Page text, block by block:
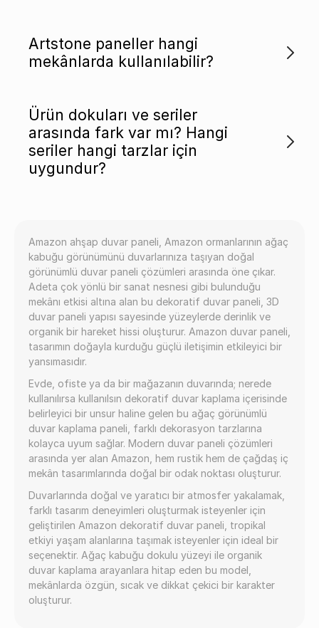
Artstone paneller hangi
mekânlarda kullanılabilir?
Ürün dokuları ve seriler
arasında fark var mı? Hangi
seriler hangi tarzlar için
uygundur?
Amazon ahşap duvar paneli, Amazon ormanlarının ağaç
kabuğu görünümünü duvarlarınıza taşıyan doğal
görünümlü duvar paneli çözümleri arasında öne çıkar.
Adeta çok yönlü bir sanat nesnesi gibi bulunduğu
mekânı etkisi altına alan bu dekoratif duvar paneli, 3D
duvar paneli yapısı sayesinde yüzeylerde derinlik ve
organik bir hareket hissi oluşturur. Amazon duvar paneli,
tasarımın doğayla kurduğu güçlü iletişimin etkileyici bir
yansımasıdır.
Evde, ofiste ya da bir mağazanın duvarında; nerede
kullanılırsa kullanılsın dekoratif duvar kaplama içerisinde
belirleyici bir unsur haline gelen bu ağaç görünümlü
duvar kaplama paneli, farklı dekorasyon tarzlarına
kolayca uyum sağlar. Modern duvar paneli çözümleri
arasında yer alan Amazon, hem rustik hem de çağdaş iç
mekân tasarımlarında doğal bir odak noktası oluşturur.
Duvarlarında doğal ve yaratıcı bir atmosfer yakalamak,
farklı tasarım deneyimleri oluşturmak isteyenler için
geliştirilen Amazon dekoratif duvar paneli, tropikal
etkiyi yaşam alanlarına taşımak isteyenler için ideal bir
seçenektir. Ağaç kabuğu dokulu yüzeyi ile organik
duvar kaplama arayanlara hitap eden bu model,
mekânlarda özgün, sıcak ve dikkat çekici bir karakter
oluşturur.